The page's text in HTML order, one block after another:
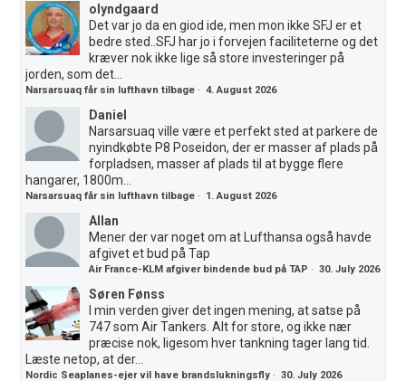
olyndgaard
Det var jo da en giod ide, men mon ikke SFJ er et
bedre sted..SFJ har jo i forvejen faciliteterne og det
kræver nok ikke lige så store investeringer på
jorden, som det...
Narsarsuaq får sin lufthavn tilbage ·4. August 2026
Daniel
Narsarsuaq ville være et perfekt sted at parkere de
nyindkøbte P8 Poseidon, der er masser af plads på
forpladsen, masser af plads til at bygge flere
hangarer, 1800m...
Narsarsuaq får sin lufthavn tilbage · 1. August 2026
Allan
Mener der var noget om at Lufthansa også havde
afgivet et bud på Tap
Air France-KLM afgiver bindende bud på TAP ·30. July 2026
Søren Fønss
I min verden giver det ingen mening, at satse på
747 som Air Tankers. Alt for store, og ikke nær
præcise nok, ligesom hver tankning tager lang tid.
Læste netop, at der...
Nordic Seaplanes-ejer vil have brandslukningsfly ·30. July 2026